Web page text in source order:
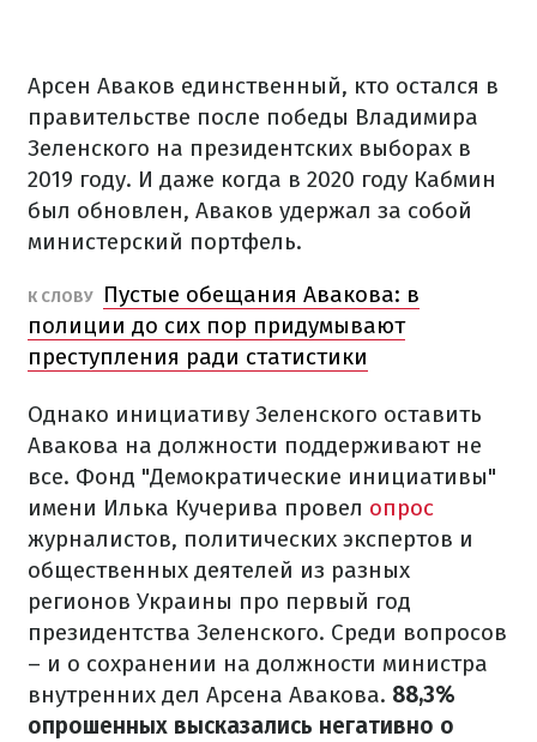
Арсен Аваков единственный, кто остался в
правительстве после победы Владимира
Зеленского на президентских выборах в
2019 году. И даже когда в 2020 году Кабмин
был обновлен, Аваков удержал за собой
министерский портфель.
К СЛОВУ
Пустые обещания Авакова: в
полиции до сих пор придумывают
преступления ради статистики
Однако инициативу Зеленского оставить
Авакова на должности поддерживают не
все. Фонд "Демократические инициативы"
имени Илька Кучерива провел опрос
журналистов, политических экспертов и
общественных деятелей из разных
регионов Украины про первый год
президентства Зеленского. Среди вопросов
– и о сохранении на должности министра
внутренних дел Арсена Авакова. 88,3%
опрошенных высказались негативно о